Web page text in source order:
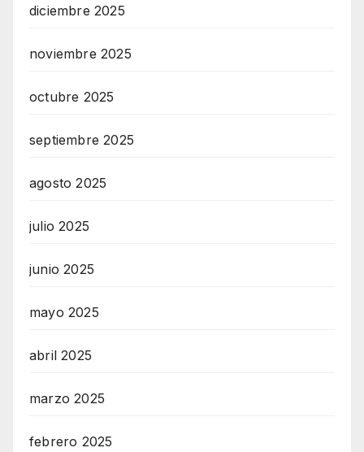
diciembre 2025
noviembre 2025
octubre 2025
septiembre 2025
agosto 2025
julio 2025
junio 2025
mayo 2025
abril 2025
marzo 2025
febrero 2025